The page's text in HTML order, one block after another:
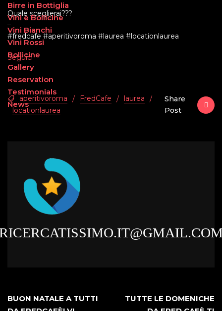
Birre in Bottiglia
Vini e Bollicine
Vini Bianchi
Vini Rossi
Bollicine
Gallery
Reservation
Testimonials
News
Quale sceglierai???
–
#fredcafe #aperitivoroma #laurea #locationlaurea
Seguici
aperitivoroma / FredCafe / laurea
/
locationlaurea
Share
Post
BUON NATALE A TUTTI
TUTTE LE DOMENICHE